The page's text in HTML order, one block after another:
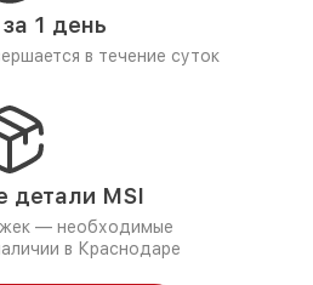
1 день
в течение суток
детали MSI
— необходимые
в Краснодаре